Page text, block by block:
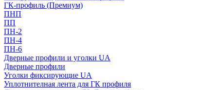
ГК-профиль (Премиум)
ПНП
ПП
ПН-2
ПН-4
ПН-6
Дверные профили и уголки UA
Дверные профили
Уголки фиксирующие UA
Уплотнителная лента для ГК профиля